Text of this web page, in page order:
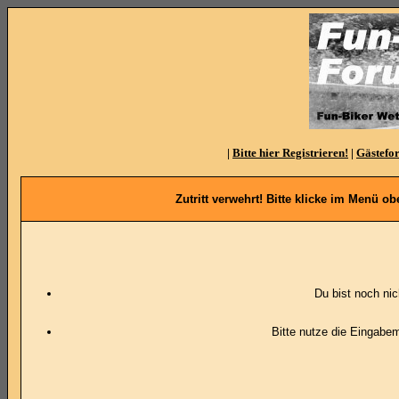
| Bitte hier Registrieren! |
Zutritt verwehrt! Bitte klicke im Menü
Du bist noch
Bitte nutze die